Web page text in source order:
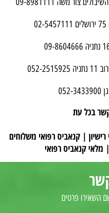
קשר בכל עת
| קנאביס רפואי משלוחים
מלאי קנאביס רפואי
השאירו פרטים